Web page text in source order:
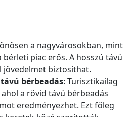
a nagyvárosokban, mint
bérleti piac erős. A hosszú távú
jövedelmet biztosíthat.
bérbeadás: Turisztikailag
a rövid távú bérbeadás
eredményezhet. Ezt főleg